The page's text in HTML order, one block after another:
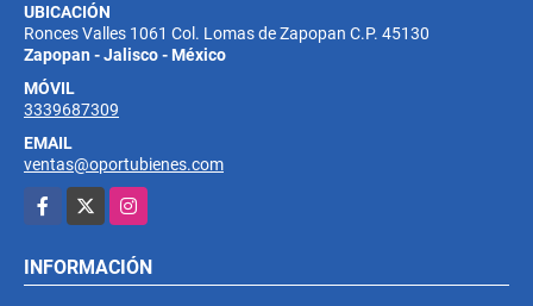
UBICACIÓN
Ronces Valles 1061 Col. Lomas de Zapopan C.P. 45130
Zapopan - Jalisco - México
MÓVIL
3339687309
EMAIL
ventas@oportubienes.com
Facebook
Instagram
INFORMACIÓN